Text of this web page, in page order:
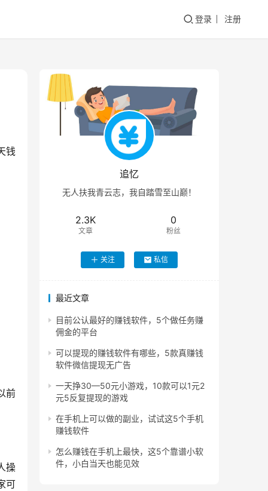
登录 注册
钱
前
操
可
追忆
无人扶我青云志，我自踏雪至山巅！
2.3K
文章
0
粉丝
关注 私信
最近文章
目前公认最好的赚钱软件，5个做任务赚
佣金的平台
可以提现的赚钱软件有哪些，5款真赚钱
软件微信提现无广告
一天挣30—50元小游戏，10款可以1元2
元5反复提现的游戏
在手机上可以做的副业，试试这5个手机
赚钱软件
怎么赚钱在手机上最快，这5个靠谱小软
件，小白当天也能见效